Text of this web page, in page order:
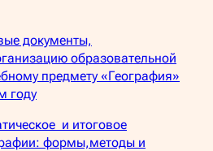
документы,
образовательной
предмету «География»
году
и итоговое
формы,методы и